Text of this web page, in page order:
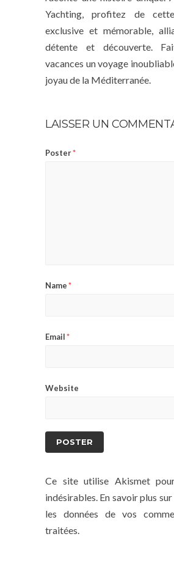
Yachting, profitez de
exclusive et mémorable,
détente et découverte.
vacances un voyage
joyau de la Méditerranée.
LAISSER UN
Poster*
Name*
Email*
Website
Ce site utilise Akismet
indésirables. En savoir plus
les données de vos
traitées.